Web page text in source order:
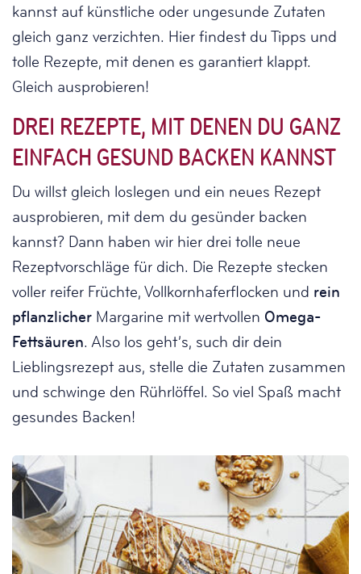
kannst auf künstliche oder ungesunde Zutaten
gleich ganz verzichten. Hier findest du Tipps und
tolle Rezepte, mit denen es garantiert klappt.
Gleich ausprobieren!
DREI REZEPTE, MIT DENEN DU GANZ
EINFACH GESUND BACKEN KANNST
Du willst gleich loslegen und ein neues Rezept
ausprobieren, mit dem du gesünder backen
kannst? Dann haben wir hier drei tolle neue
Rezeptvorschläge für dich. Die Rezepte stecken
voller reifer Früchte, Vollkornhaferflocken und rein
pflanzlicher Margarine mit wertvollen Omega-
Fettsäuren. Also los geht’s, such dir dein
Lieblingsrezept aus, stelle die Zutaten zusammen
und schwinge den Rührlöffel. So viel Spaß macht
gesundes Backen!